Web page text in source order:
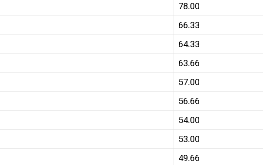
78.00
66.33
64.33
63.66
57.00
56.66
54.00
53.00
49.66